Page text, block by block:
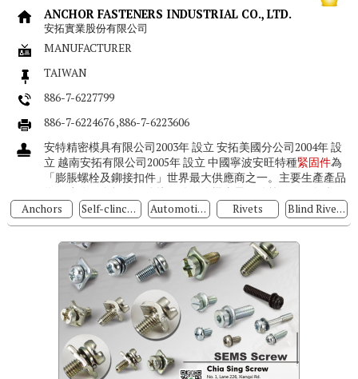
ANCHOR FASTENERS INDUSTRIAL CO., LTD.
安拓實業股份有限公司
MANUFACTURER
TAIWAN
886-7-6227799
886-7-6224676 ,886-7-6223606
安特精密模具有限公司2003年 設立 安拓美國分公司2004年 設
立 越南安拓有限公司2005年 設立 中國寧波安旺特種緊固件為
「膨脹螺栓及鉚接扣件」世界最大供應商之一。主要生產產品
為：建築五金扣件、鉚接叩件、汽機車零配件等。2000年 投
資 中...
Anchors Self-clinching Nuts Automotive Nuts Rivets Blind Rivets